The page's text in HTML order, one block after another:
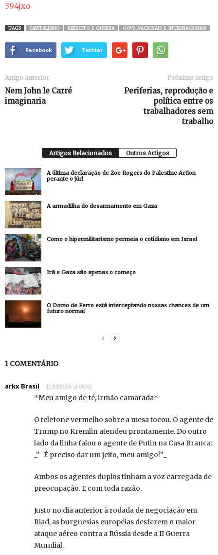
394jxo
TAGS CAPITALISMO EXÉRCITO_E_GUERRA GOVS_NACIONAIS_E_INTERNACIONAIS
Facebook Twitter
Artigo anterior
Nem John le Carré
imaginaria
Próximo artigo
Periferias, reprodução e
política entre os
trabalhadores sem
trabalho
Artigos Relacionados Outros Artigos
A última declaração de Zoe Rogers do Palestine Action
perante o júri
A armadilha do desarmamento em Gaza
Como o hipermilitarismo permeia o cotidiano em Israel
Irã e Gaza são apenas o começo
O Domo de Ferro está interceptando nossas chances de um
futuro normal
1 COMENTÁRIO
arkx Brasil 11/03/2025 at 08:51
*Meu amigo de fé, irmão camarada*
O telefone vermelho sobre a mesa tocou. O agente de
Trump no Kremlin atendeu prontamente. Do outro
lado da linha falou o agente de Putin na Casa Branca:
_”- É preciso dar um jeito, meu amigo!”_
Ambos os agentes duplos tinham a voz carregada de
preocupação. E com toda razão.
Justo no dia anterior à rodada de negociação em
Riad, as burguesias européias desferem o maior
ataque aéreo contra a Rússia desde a II Guerra
Mundial.